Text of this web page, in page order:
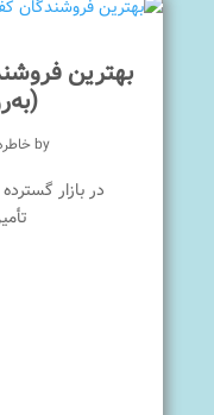
بهترین
by
در بازار